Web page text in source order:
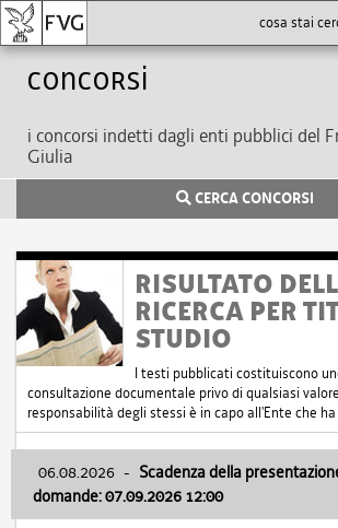
Concorsi
i concorsi indetti dagli enti pubblici del
Giulia
CERCA CONCORSI
RISULTATO
RICERCA PER
STUDIO
I testi pubblicati costituiscono
consultazione documentale privo di qualsiasi
responsabilità degli stessi è in capo all'Ente che
06.08.2026 - Scadenza della
domande: 07.09.2026 12:00